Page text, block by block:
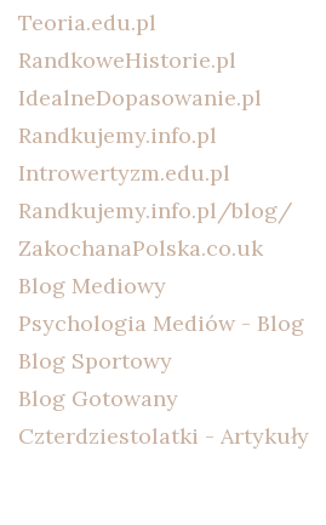
Teoria.edu.pl
RandkoweHistorie.pl
IdealneDopasowanie.pl
Randkujemy.info.pl
Introwertyzm.edu.pl
Randkujemy.info.pl/blog/
ZakochanaPolska.co.uk
Blog Mediowy
Psychologia Mediów - Blog
Blog Sportowy
Blog Gotowany
Czterdziestolatki - Artykuły